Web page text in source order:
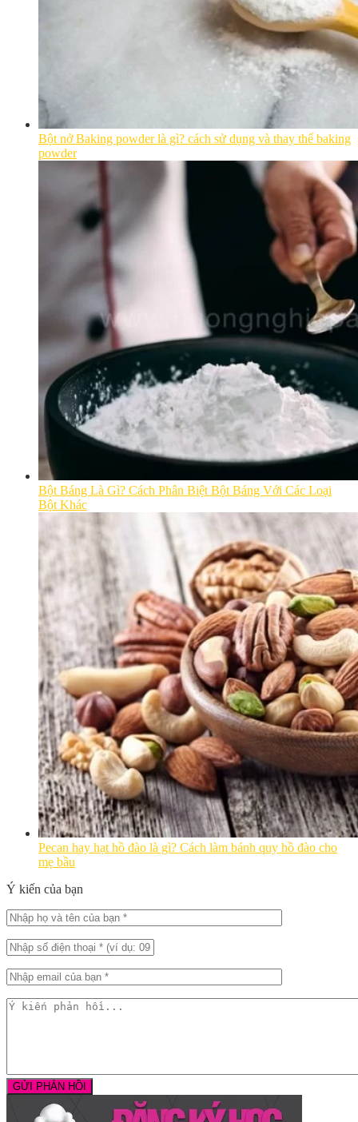
Bột nở Baking powder là gì? cách sử dụng và thay thế baking
powder
Bột Báng Là Gì? Cách Phân Biệt Bột Báng Với Các Loại
Bột Khác
Pecan hay hạt hồ đào là gì? Cách làm bánh quy hồ đào cho
mẹ bầu
Ý kiến của bạn